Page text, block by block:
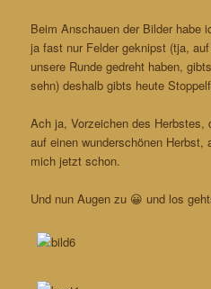
Beim Anschauen der Bilder habe
ja fast nur Felder geknipst (tja,
unsere Runde gedreht haben,
sehn) deshalb gibts heute
Ach ja, Vorzeichen des Herbstes,
auf einen wunderschönen
mich jetzt schon.
Und nun Augen zu 😀 und los